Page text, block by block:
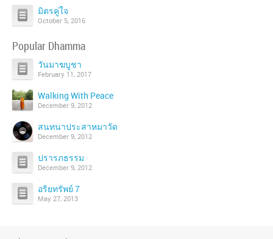
มิตรคู่ใจ
October 5, 2016
Popular Dhamma
วันมาฆบูชา
February 11, 2017
Walking With Peace
December 9, 2012
สนทนาประสาหมาวัด
December 9, 2012
ปรารภธรรม
December 9, 2012
อริยทรัพย์ 7
May 27, 2013